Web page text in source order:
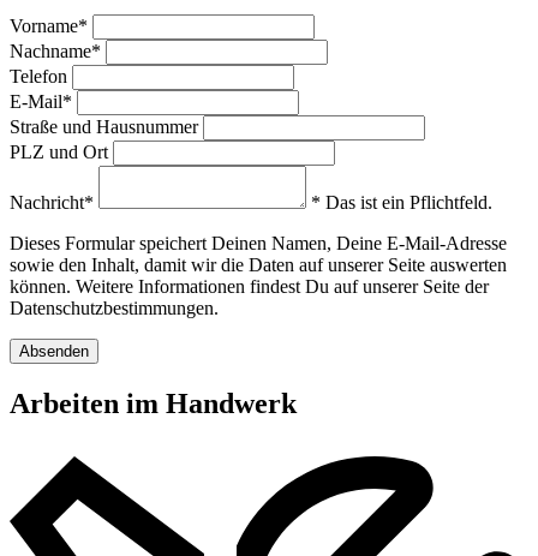
Vorname*
Nachname*
Telefon
E-Mail*
Straße und Hausnummer
PLZ und Ort
Nachricht*
* Das ist ein Pflichtfeld.
Dieses Formular speichert Deinen Namen, Deine E-Mail-Adresse
sowie den Inhalt, damit wir die Daten auf unserer Seite auswerten
können. Weitere Informationen findest Du auf unserer Seite der
Datenschutzbestimmungen.
Arbeiten im Handwerk